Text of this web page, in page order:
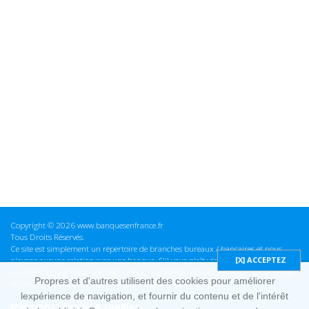
Copyright © 2026 www.banquesenfrance.fr
Tous Droits Réservés.
Ce site est simplement un répertoire de branches bureaux / bancaires et nous
n'avons aucune relation avec une banque. S'il vous plaît vérifier ces informations
avant d'effectuer toute opération, nous ne sommes pas responsables des erreurs
ou des omissions dans les informations que nous fournissons.
Mentions Légales & cookies
Propres et d'autres utilisent des cookies pour améliorer
lexpérience de navigation, et fournir du contenu et de l'intérêt